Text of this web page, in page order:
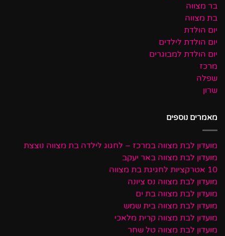
בר מצווה
בת מצווה
יום הולדת
יום הולדת לילדים
יום הולדת למבוגרים
מרכז
שפלה
שרון
מאמרים נוספים
מועדון לבת מצווה במרכז – לחגוג לילדה בת מצווה נוצצת
מועדון לבת מצווה באר יעקב
10 אטרקציות לחגיגת בת מצווה
מועדון לבת מצווה נס ציונה
מועדון לבת מצווה בת ים
מועדון לבת מצווה בית שמש
מועדון לבת מצווה קרית מלאכי
מועדון לבת מצווה טל שחר